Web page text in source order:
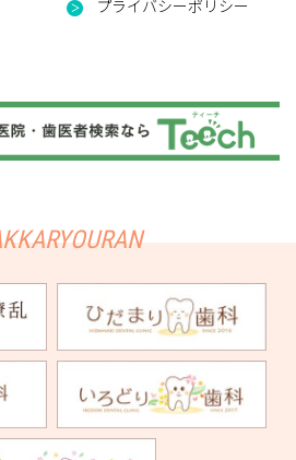
プライバシーポリシー